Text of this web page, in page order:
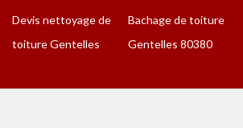
Devis nettoyage de
toiture Gentelles
Bachage de toiture
Gentelles 80380